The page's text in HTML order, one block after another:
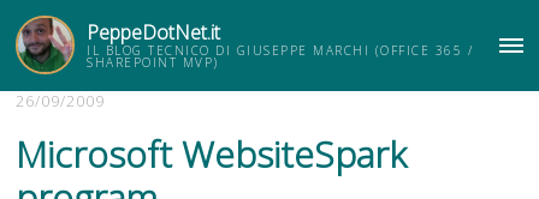
PeppeDotNet.it
IL BLOG TECNICO DI GIUSEPPE MARCHI (OFFICE 365 /
SHAREPOINT MVP)
26/09/2009
Microsoft WebsiteSpark